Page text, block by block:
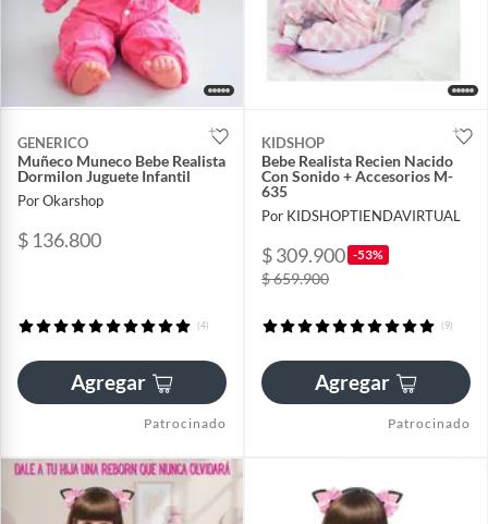
GENERICO
Muñeco Muneco Bebe Realista
Dormilon Juguete Infantil
Por Okarshop
$ 136.800
(4)
Agregar
Patrocinado
KIDSHOP
Bebe Realista Recien Nacido
Con Sonido + Accesorios M-
635
Por KIDSHOPTIENDAVIRTUAL
$ 309.900 -53%
$ 659.900
(9)
Agregar
Patrocinado